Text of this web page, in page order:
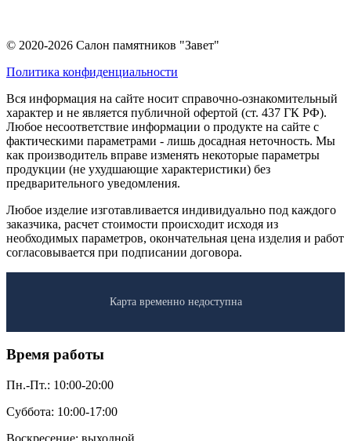
© 2020-2026 Салон памятников "Завет"
Политика конфиденциальности
Вся информация на сайте носит справочно-ознакомительный
характер и не является публичной офертой (ст. 437 ГК РФ).
Любое несоответствие информации о продукте на сайте с
фактическими параметрами - лишь досадная неточность. Мы
как производитель вправе изменять некоторые параметры
продукции (не ухудшающие характеристики) без
предварительного уведомления.
Любое изделие изготавливается индивидуально под каждого
заказчика, расчет стоимости происходит исходя из
необходимых параметров, окончательная цена изделия и работ
согласовывается при подписании договора.
Карта временно недоступна
Время работы
Пн.-Пт.: 10:00-20:00
Суббота: 10:00-17:00